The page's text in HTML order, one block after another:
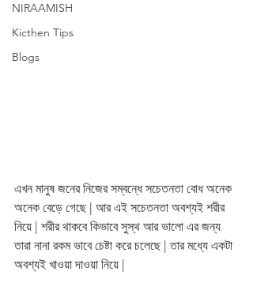
NIRAAMISH
Kicthen Tips
Blogs
এখন মানুষ জনের নিজের সম্বন্ধে সচেতনতা বোধ অনেক
অনেক বেড়ে গেছে | আর এই সচেতনতা অবশ্যই শরীর
নিয়ে | শরীর থাকবে কিভাবে সুস্থ আর ভালো এর জন্য
তারা নানা রকম ভাবে চেষ্টা করে চলেছে | তার মধ্যে একটা
অবশ্যই খাওয়া দাওয়া নিয়ে |